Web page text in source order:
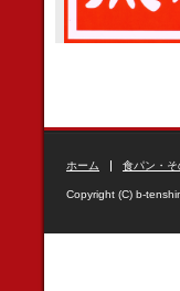
ホーム 食パン・
Copyright (C) b-